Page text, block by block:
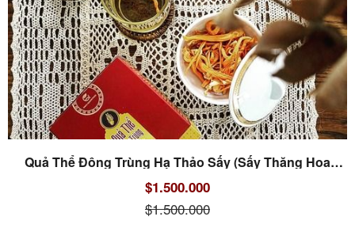
Quả Thể Đông Trùng Hạ Thảo Sấy (Sấy Thăng Hoa
$1.500.000
$1.500.000